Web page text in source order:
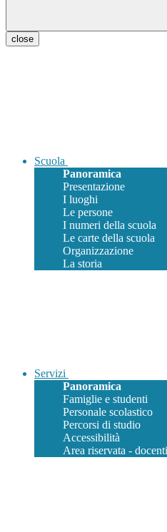
close
Scuola
Panoramica
Presentazione
I luoghi
Le persone
I numeri della scuola
Le carte della scuola
Organizzazione
La storia
Servizi
Panoramica
Famiglie e studenti
Personale scolastico
Percorsi di studio
Accessibilità
Area riservata - docenti